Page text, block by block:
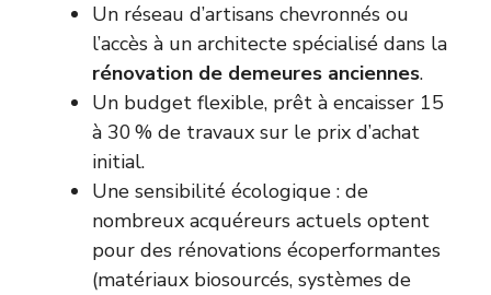
Un réseau d’artisans chevronnés ou
l’accès à un architecte spécialisé dans la
rénovation de demeures anciennes.
Un budget flexible, prêt à encaisser 15
à 30 % de travaux sur le prix d’achat
initial.
Une sensibilité écologique : de
nombreux acquéreurs actuels optent
pour des rénovations écoperformantes
(matériaux biosourcés, systèmes de